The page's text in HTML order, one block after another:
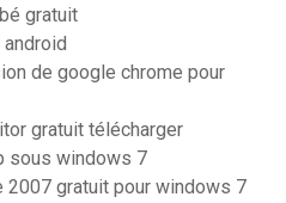
gratuit
de google chrome pour
gratuit télécharger
sous windows 7
gratuit pour windows 7